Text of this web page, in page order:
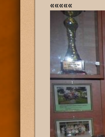
«««««